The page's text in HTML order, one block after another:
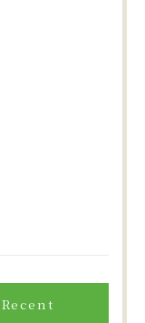
Recent